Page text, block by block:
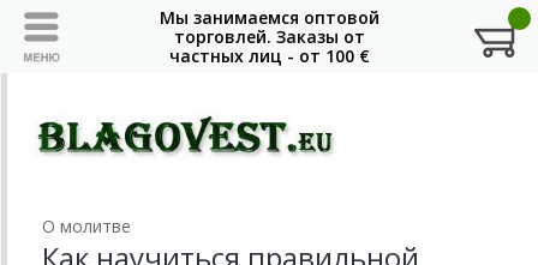
О молитве
Как научиться правильной